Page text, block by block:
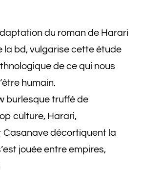
du roman de Harari
la bd, vulgarise cette étude
de ce qui nous
humain.
burlesque truffé de
culture, Harari,
Casanave décortiquent la
jouée entre empires,